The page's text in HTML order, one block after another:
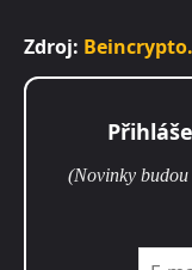
Zdroj:
(Novinky